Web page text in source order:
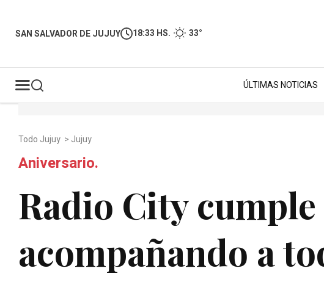
SAN SALVADOR DE JUJUY 18:33 HS. 33°
ÚLTIMAS NOTICIAS
Todo Jujuy > Jujuy
Aniversario.
Radio City cumple
acompañando a